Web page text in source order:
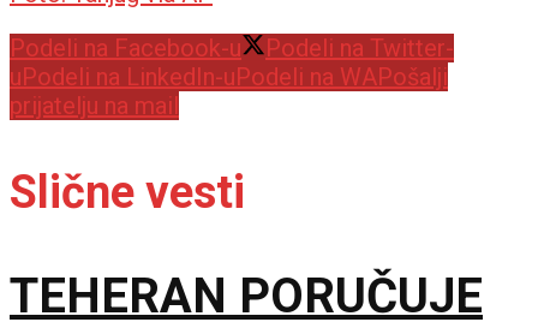
Podeli na Facebook-u
Podeli na Twitter-
uPodeli na LinkedIn-uPodeli na WAPošalji
prijatelju na mail
Slične vesti
TEHERAN PORUČUJE